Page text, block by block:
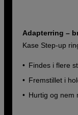
Adapterring –
Kase Step-up
Findes i flere
Fremstillet i
Hurtig og nem